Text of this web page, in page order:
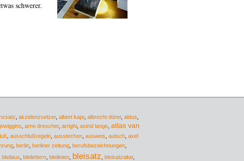
schwerer.
akzidenzsetzer, albert kapr, albrecht dürer, aldus
arno drescher, arrighi, astrid lange, atlas van
, ausschlußregeln, ausstechen, ausweis autsch, axel
berlin berliner zeitung berufsbezeichnungen
bleilaus bleilettern bleilinien bleisatz bleisatzaltar,